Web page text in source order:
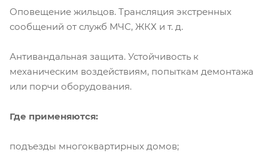
Оповещение жильцов. Трансляция экстренных
сообщений от служб МЧС, ЖКХ и т. д.
Антивандальная защита. Устойчивость к
механическим воздействиям, попыткам демонтажа
или порчи оборудования.
Где применяются:
подъезды многоквартирных домов;